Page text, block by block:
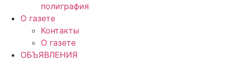
полиграфия
О газете
Контакты
О газете
ОБЪЯВЛЕНИЯ